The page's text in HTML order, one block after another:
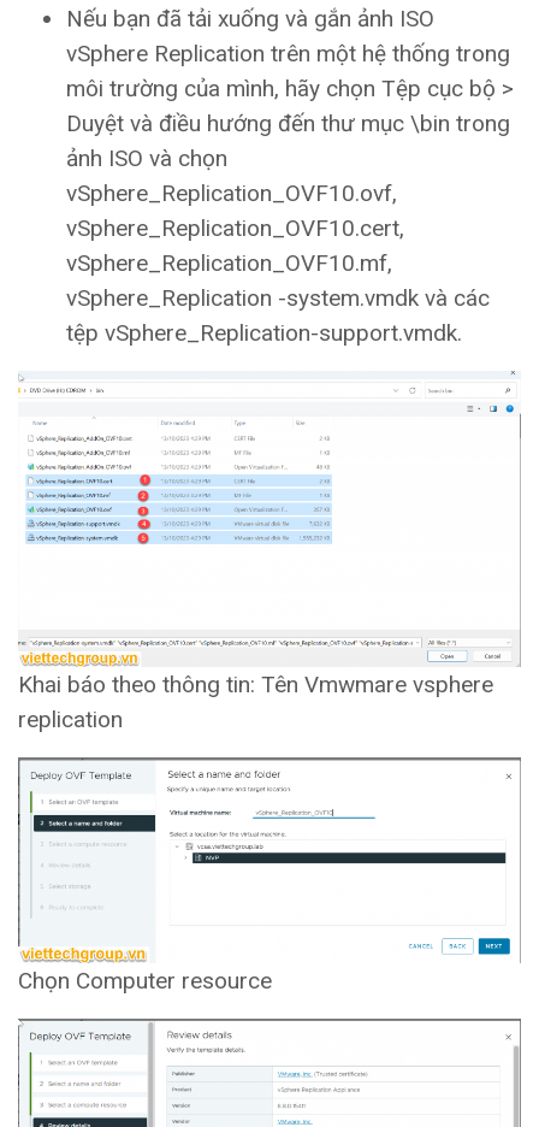
Nếu bạn đã tải xuống và gắn ảnh ISO
vSphere Replication trên một hệ thống trong
môi trường của mình, hãy chọn Tệp cục bộ >
Duyệt và điều hướng đến thư mục \bin trong
ảnh ISO và chọn
vSphere_Replication_OVF10.ovf,
vSphere_Replication_OVF10.cert,
vSphere_Replication_OVF10.mf,
vSphere_Replication -system.vmdk và các
tệp vSphere_Replication-support.vmdk.
Khai báo theo thông tin: Tên Vmwmare vsphere
replication
Chọn Computer resource